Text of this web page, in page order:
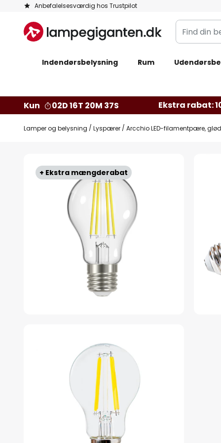
Anbefalelsesværdig hos Trustpilot
Skip
Content
Find
din
Indendørsbelysning Rum
Kun 02D 16T 20M 36S Ekstra rabat:
Lamper og belysning Lyspærer Arcchio LED-filamentpære,
+ Ekstra mængderabat
billedgalleriet